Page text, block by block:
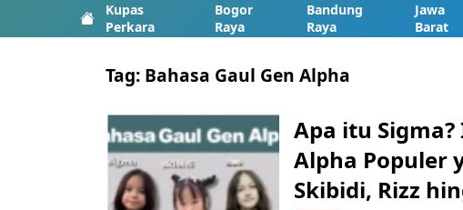
Kupas
Perkara
Bogor
Raya
Bandung
Raya
Jawa
Barat
Tag: Bahasa Gaul Gen Alpha
Apa itu Sigma?
Alpha Populer
Skibidi, Rizz